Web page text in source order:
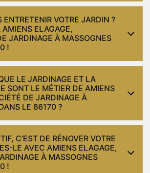
ENTRETENIR VOTRE JARDIN ?
ELAGAGE,
JARDINAGE À MASSOGNES
!
LE JARDINAGE ET LA
SONT LE MÉTIER DE AMIENS
DE JARDINAGE À
LE 86170 ?
C’EST DE RÉNOVER VOTRE
LE AVEC AMIENS ELAGAGE,
À MASSOGNES
!